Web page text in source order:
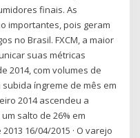
finais. As
importantes, pois geram
no Brasil. FXCM, a maior
suas métricas
2014, com volumes de
íngreme de mês em
2014 ascendeu a
salto de 26% em
16/04/2015 · O varejo